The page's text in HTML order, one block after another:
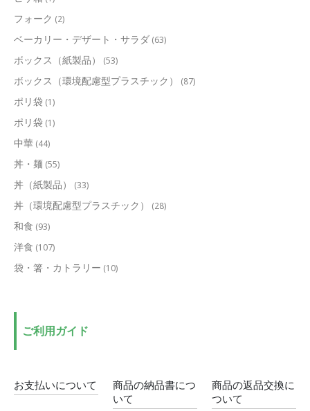
フォーク (2)
ベーカリー・デザート・サラダ (63)
ボックス（紙製品） (53)
ボックス（環境配慮型プラスチック） (87)
ポリ袋 (1)
ポリ袋 (1)
中華 (44)
丼・麺 (55)
丼（紙製品） (33)
丼（環境配慮型プラスチック） (28)
和食 (93)
洋食 (107)
袋・箸・カトラリー (10)
ご利用ガイド
お支払いについて
商品の納品書につ
いて
商品の返品交換に
ついて